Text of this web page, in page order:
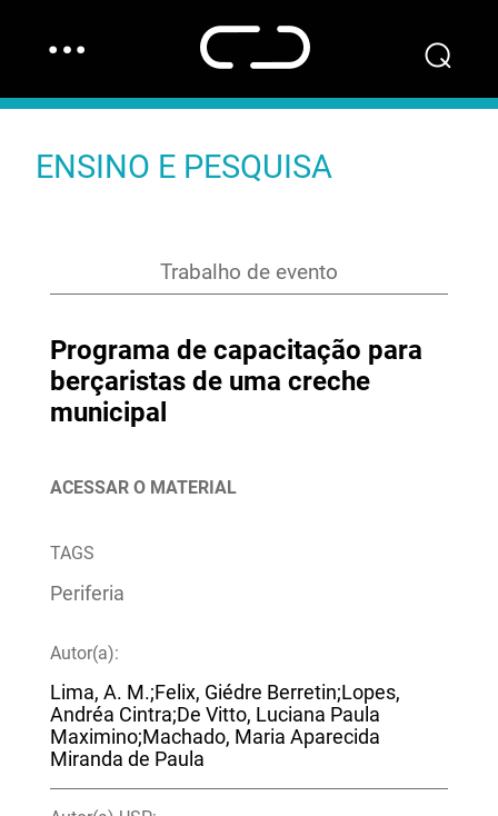
… ⌕
ENSINO E PESQUISA
Trabalho de evento
Programa de capacitação para
berçaristas de uma creche
municipal
ACESSAR O MATERIAL
TAGS
Periferia
Autor(a):
Lima, A. M.;Felix, Giédre Berretin;Lopes,
Andréa Cintra;De Vitto, Luciana Paula
Maximino;Machado, Maria Aparecida
Miranda de Paula